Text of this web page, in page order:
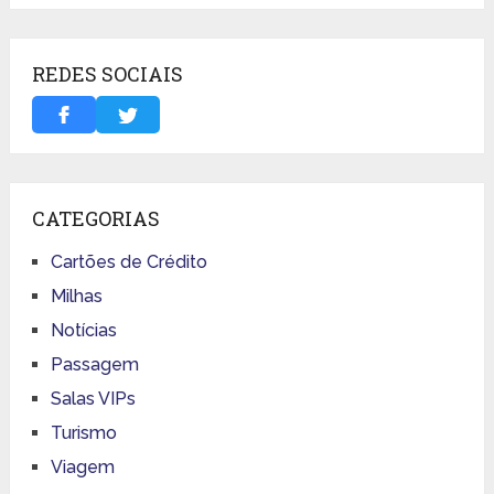
REDES SOCIAIS
CATEGORIAS
Cartões de Crédito
Milhas
Notícias
Passagem
Salas VIPs
Turismo
Viagem